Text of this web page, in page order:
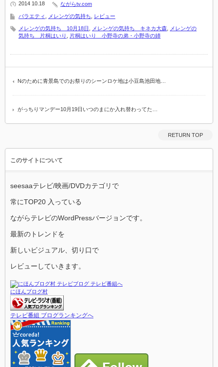
2014 10.18 ながらtv.com
バラエティ メレンゲの気持ち レビュー
メレンゲの気持ち 10月18日 メレンゲの気持ち キネカ大森
メレンゲの
気持ち 片桐はいり
片桐はいり 小野寺の弟・小野寺の姉
Nのために青景島でのお祭りのシーンロケ地は小豆島池田地…
がっちりマンデー10月19日いつのまにか入れ替わってた…
RETURN TOP
このサイトについて
seesaaテレビ/映画/DVDカテゴリで
常にTOP20 入っている
ながらテレビのWordPressバージョンです。
最新のトレンドを
新しいビジュアル、切り口で
レビューしていきます。
にほんブログ村
テレビ番組 ブログランキングへ